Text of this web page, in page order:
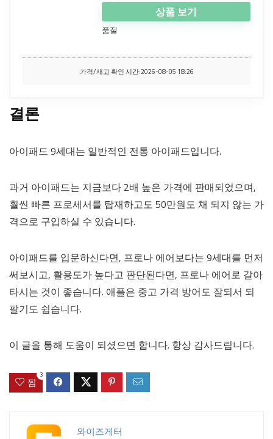
상품 보기
품절
가격/재고 확인 시간:2026-08-05 18:26
결론
아이패드 9세대는 일반적인 전통 아이패드입니다.
과거 아이패드는 지금보다 2배 높은 가격에 판매되었으며,
훨씬 빠른 프로세서를 탑재하고도 50만원도 채 되지 않는 가
격으로 구입하실 수 있습니다.
아이패드를 입문하신다면, 프로나 에어보다는 9세대를 먼저
써보시고, 활용도가 높다고 판단된다면, 프로나 에어로 갈아
타시는 것이 좋습니다. 애플은 중고 가격 방어도 잘되서 되
팔기도 쉽습니다.
이 글을 통해 도움이 되셨으면 합니다. 항상 감사드립니다.
찜
3
와이즈게터